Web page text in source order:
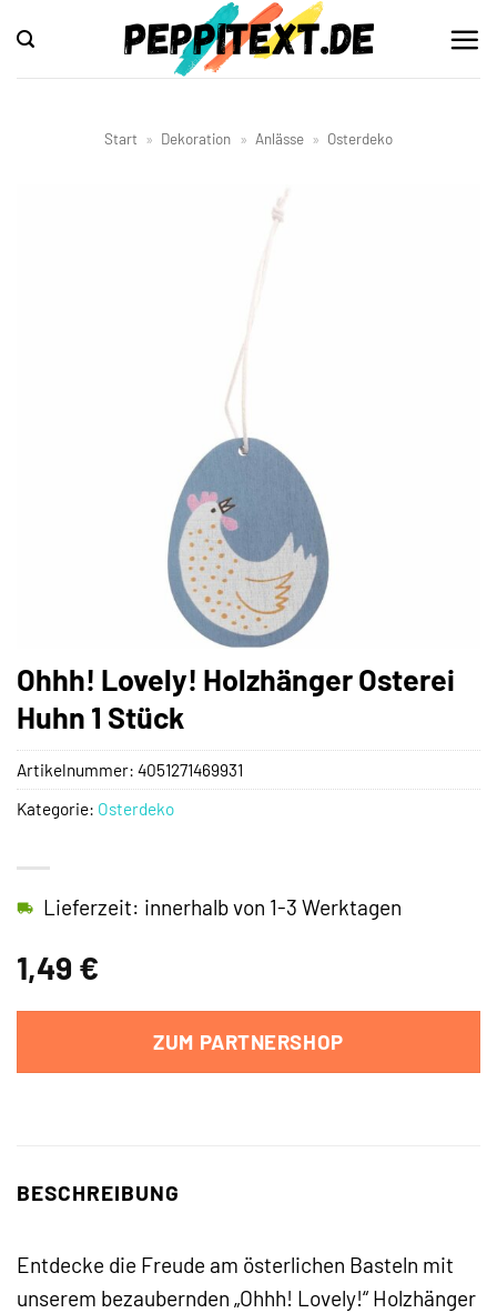
Inhalt
springen
Start » Dekoration » Anlässe » Osterdeko
Ohhh! Lovely! Holzhänger Osterei
Huhn 1 Stück
1,49 €
Lieferzeit: innerhalb von 1-3 Werktagen
ZUM PARTNERSHOP
Artikelnummer: 4051271469931
Kategorie: Osterdeko
BESCHREIBUNG
Entdecke die Freude am österlichen Basteln mit
unserem bezaubernden „Ohhh! Lovely!“ Holzhänger